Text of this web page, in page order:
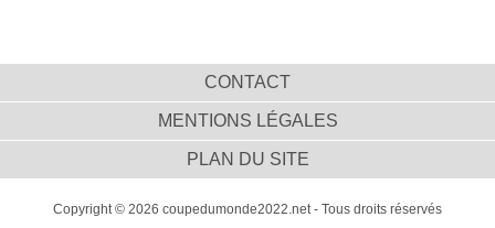
CONTACT
MENTIONS LÉGALES
PLAN DU SITE
Copyright © 2026 coupedumonde2022.net - Tous droits réservés